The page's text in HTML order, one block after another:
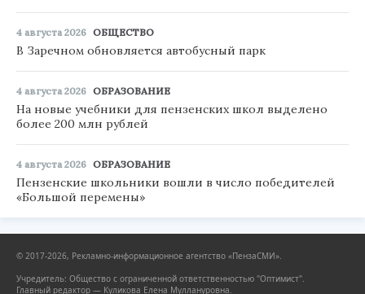
4 августа 2026 ОБЩЕСТВО
В Заречном обновляется автобусный парк
4 августа 2026 ОБРАЗОВАНИЕ
На новые учебники для пензенских школ выделено
более 200 млн рублей
4 августа 2026 ОБРАЗОВАНИЕ
Пензенские школьники вошли в число победителей
«Большой перемены»
© 2017-2026, Рекламно-информационное агентство «ПензаСМИ».
Учредитель: Общество с ограниченной ответственностью "Оптимист".
Главный редактор — Куликова Елена Муллануровна.